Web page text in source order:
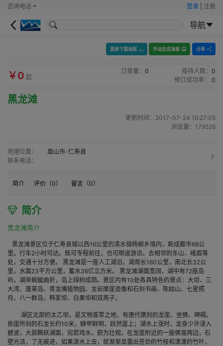
咨询电话 登录 注册
导航
直接下载海报 手动生成海报 分享
￥0 起
订单量： 0 接待人数： 0
预订成功率：
0
黑龙滩
更新时间： 2017-07-24 16:27:05
浏览量： 179526
地理位置：
眉山市-仁寿县
联系电话：
简介 评价（0） 留言（0）
简介
黑龙滩简介
黑龙滩景区位于仁寿县城以西16公里的清水镇杨柳乡境内，距成都市68公
里。行车2小时可达。既可专程前往，也可顺道游访。去相邻的东山、峨眉等
处，交通十分方便。 黑龙滩是一座人工湖泊，湖周长160公里，南北长32公
里，水面23平方公里，蓄水36亿立方米。 黑龙滩湖面宽阔，湖中有72座岛
屿，湖岸蜿蜒曲折，岛上绿树成荫。景区内有10处各具特色的景点：大坝、三
大湾、蓬莱岛、青龙嘴植物园、龙岩摩崖造像和石刻书画、陈姑山、七星照
月、八一群岛，韩家坝、白果坝和双燕子。
湖区北部的太乙坝，是文物荟萃之地，有唐代镌刻的龙崖、坐佛、碑碣。
依崖所刻的石龙长约10米，鳞甲鲜明，跃然崖上；湖水上涨时，龙身少许浸入
碧波，大部腾跃湖面，宛若戏水，蔚为壮观。在龙崖附近的一座佛龛两边，石
壁光洁，了无痕迹，如果泼水上去，就渐渐显露出苍劲的竹枝和潇潇的竹叶，